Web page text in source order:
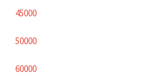
45000
50000
60000